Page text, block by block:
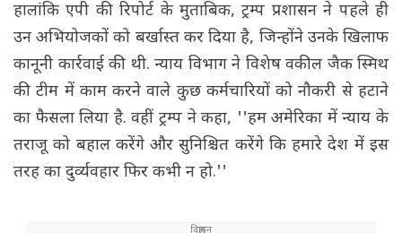
हालांकि एपी की रिपोर्ट के मुताबिक, ट्रम्प प्रशासन ने पहले ही
उन अभियोजकों को बर्खास्त कर दिया है, जिन्होंने उनके खिलाफ
कानूनी कार्रवाई की थी. न्याय विभाग ने विशेष वकील जैक स्मिथ
की टीम में काम करने वाले कुछ कर्मचारियों को नौकरी से हटाने
का फैसला लिया है. वहीं ट्रम्प ने कहा, ''हम अमेरिका में न्याय के
तराजू को बहाल करेंगे और सुनिश्चित करेंगे कि हमारे देश में इस
तरह का दुर्व्यवहार फिर कभी न हो.''